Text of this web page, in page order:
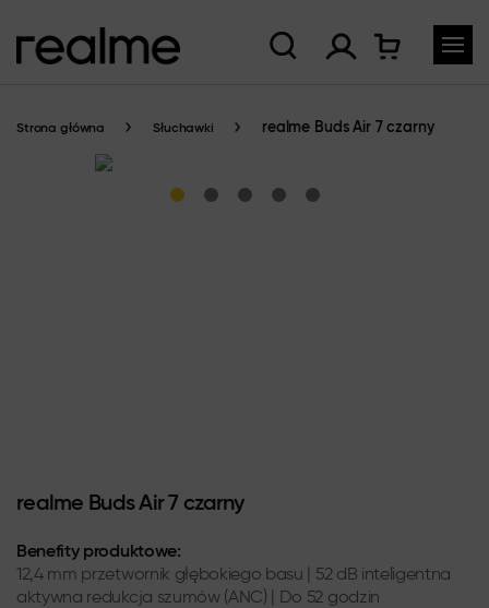
Strona główna Słuchawki realme Buds Air 7 czarny
realme Buds Air 7 czarny
Benefity produktowe:
12,4 mm przetwornik głębokiego basu | 52 dB inteligentna
aktywna redukcja szumów (ANC) | Do 52 godzin